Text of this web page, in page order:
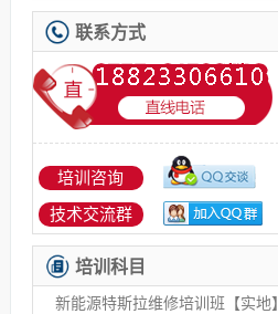
联系方式
培训咨询
技术交流群
培训科目
新能源特斯拉维修培训班【实地】